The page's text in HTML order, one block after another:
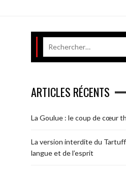
ARTICLES RÉCENTS
La Goulue : le coup de cœur
La version interdite du
langue et de l’esprit